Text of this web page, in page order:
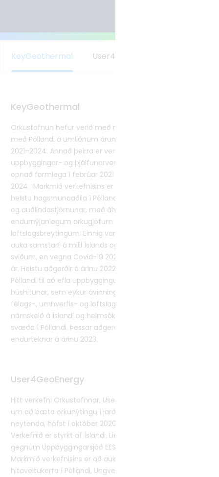
Alþjóðlegt samstarf
KeyGeothermal User4GeoEnergy
KeyGeothermal
Orkustofnun hefur verið með nokkur tvíhliða verkefni
með Póllandi á umliðnum árum. Tvö verkefni eru í gangi
2021–2024. Annað þeirra er verkefnið KeyGeothermal,
uppbyggingar- og þjálfunarverkefni í jarðhita, sem var
opnað formlega í febrúar 2021 í Póllandi og stendur til
2024. Markmið verkefnisins er að byggja upp þekkingu
helstu hagsmunaaðila í Póllandi á sviði nýtingar jarðhita
og auðlindastjórnunar, með áherslu á húshitun með
endurnýjanlegum orkugjöfum sem dregur úr
loftslagsbreytingum. Einnig var markmiðið að efla og
auka samstarf á milli Íslands og Póllands á þessum
sviðum, en vegna Covid-19 2021 frestuðust aðgerðir það
ár. Helstu aðgerðir á árinu 2022 voru þjálfunarnámskeið í
Póllandi til að efla uppbyggingu og notkun jarðhita til
húshitunar, sem eykur ávinning á sviði efnahags-,
félags-, umhverfis- og loftslagsmála, heimsókn og
námskeið á Íslandi og heimsóknir sérfræðinga til valinna
svæða í Póllandi. Þessar aðgerðir verkefnisins verða allar
endurteknar á árinu 2023.
User4GeoEnergy
Hitt verkefni Orkustofnnar, User4GeoEnergy, sem fjallar
um að bæta orkunýtingu í jarðhita með breyttri notkun
neytenda, hófst í október 2020 og stendur til 2023.
Verkefnið er styrkt af Íslandi, Liechtenstein og Noregi í
gegnum Uppbyggingarsjóð EES á sviði byggðamála.
Markmið verkefnisins er að auka hagkvæmni
hitaveitukerfa í Póllandi, Ungverjalandi og Slóvakíu, til að